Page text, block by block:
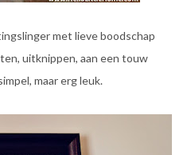
met lieve boodschap
uitknippen, aan een touw
maar erg leuk.